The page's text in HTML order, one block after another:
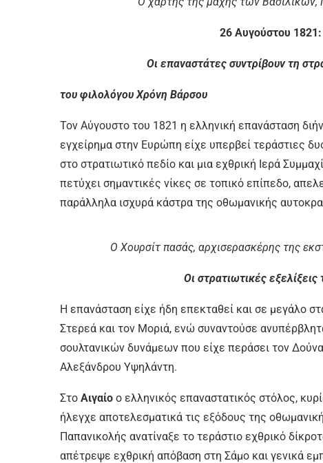
26 Αυγούστου
Οι επαναστάτες συντρίβουν τη
του φιλολόγου Χρόνη Βάρσου
Τον Αύγουστο του 1821 η ελληνική επανάσταση
εγχείρημα στην Ευρώπη είχε υπερβεί τεράστιες
στο στρατιωτικό πεδίο και μια εχθρική Ιερά
πετύχει σημαντικές νίκες σε τοπικό επίπεδο,
παράλληλα ισχυρά κάστρα της οθωμανικής
Ο Χουρσίτ πασάς, αρχισερασκέρης της
Οι στρατιωτικές
Η επανάσταση είχε ήδη επεκταθεί και σε μεγάλο
Στερεά και τον Μοριά, ενώ συναντούσε
σουλτανικών δυνάμεων που είχε περάσει τον
Αλεξάνδρου Υψηλάντη.
Στο Αιγαίο ο ελληνικός επαναστατικός στόλος,
ήλεγχε αποτελεσματικά τις εξόδους της
Παπανικολής ανατίναξε το τεράστιο εχθρικό
απέτρεψε εχθρική απόβαση στη Σάμο και γενικά